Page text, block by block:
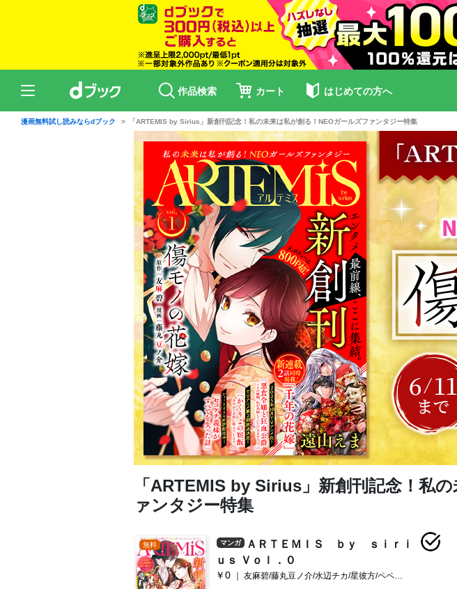
作品検索 カート はじめての方へ
漫画無料試し読みならdブック 「ARTEMIS by Sirius」新創刊記念！私の未来は私が創る！NEOガールズファンタジー特集
「ARTEMIS by Sirius」新創刊記念！私
ァンタジー特集
無料 マンガ
ＡＲＴＥＭＩＳ ｂｙ ｓｉｒｉ
ｕｓ Ｖｏｌ．０
￥0 友麻碧/藤丸豆ノ介/水辺チカ/星彼方/ペペロン/松もくば/鬱沢色素/ぷきゅのすけ/柚子れもん/山いも三太郎/見延案山子/みなと/割田コマ/あいか/飯田めしこ/ゆいじ/栄条ルル/麻生りーち/冬葉つがる/泉乃せん/Ｌａｒｕｈａ/花邑まい/綾里けいし/ワタヌキ/緒崎カホ